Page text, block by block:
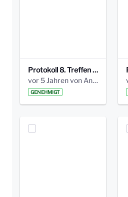
Protokoll 8. Treffen 20150330 AG Bismarckplatz.pdf
vor 5 Jahren von Anni Schlumberger
GENEHMIGT